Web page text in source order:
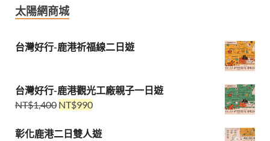
太陽網商城
台灣好行-鹿港祈福線二日遊
台灣好行-鹿港觀光工廠親子一日遊
NT$1,400 NT$990
彰化鹿港二日雙人遊